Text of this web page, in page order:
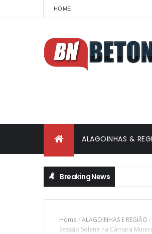
HOME
ALAGOINHAS &
Breaking News
Home /ALAGOINHAS E REGIÃO /
Sessão Solene na Câmara